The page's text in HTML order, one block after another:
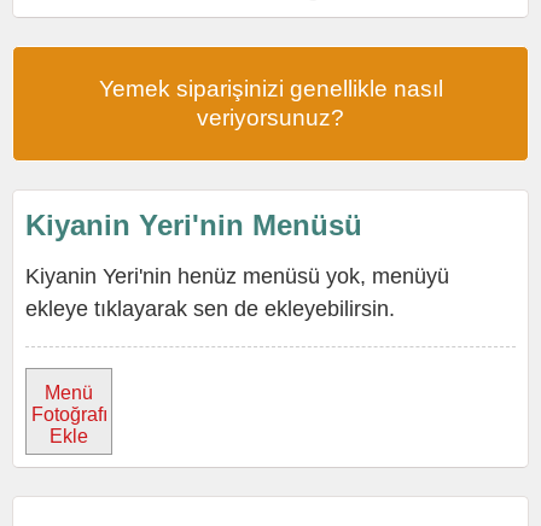
Yemek siparişinizi genellikle nasıl
veriyorsunuz?
Kiyanin Yeri'nin Menüsü
Kiyanin Yeri'nin henüz menüsü yok, menüyü
ekleye tıklayarak sen de ekleyebilirsin.
Menü
Fotoğrafı
Ekle